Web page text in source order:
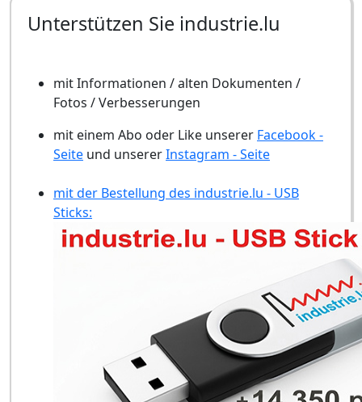
Unterstützen Sie industrie.lu
mit Informationen / alten Dokumenten /
Fotos / Verbesserungen
mit einem Abo oder Like unserer Facebook -
Seite und unsererInstagram - Seite
mit der Bestellung des industrie.lu - USB
Sticks: